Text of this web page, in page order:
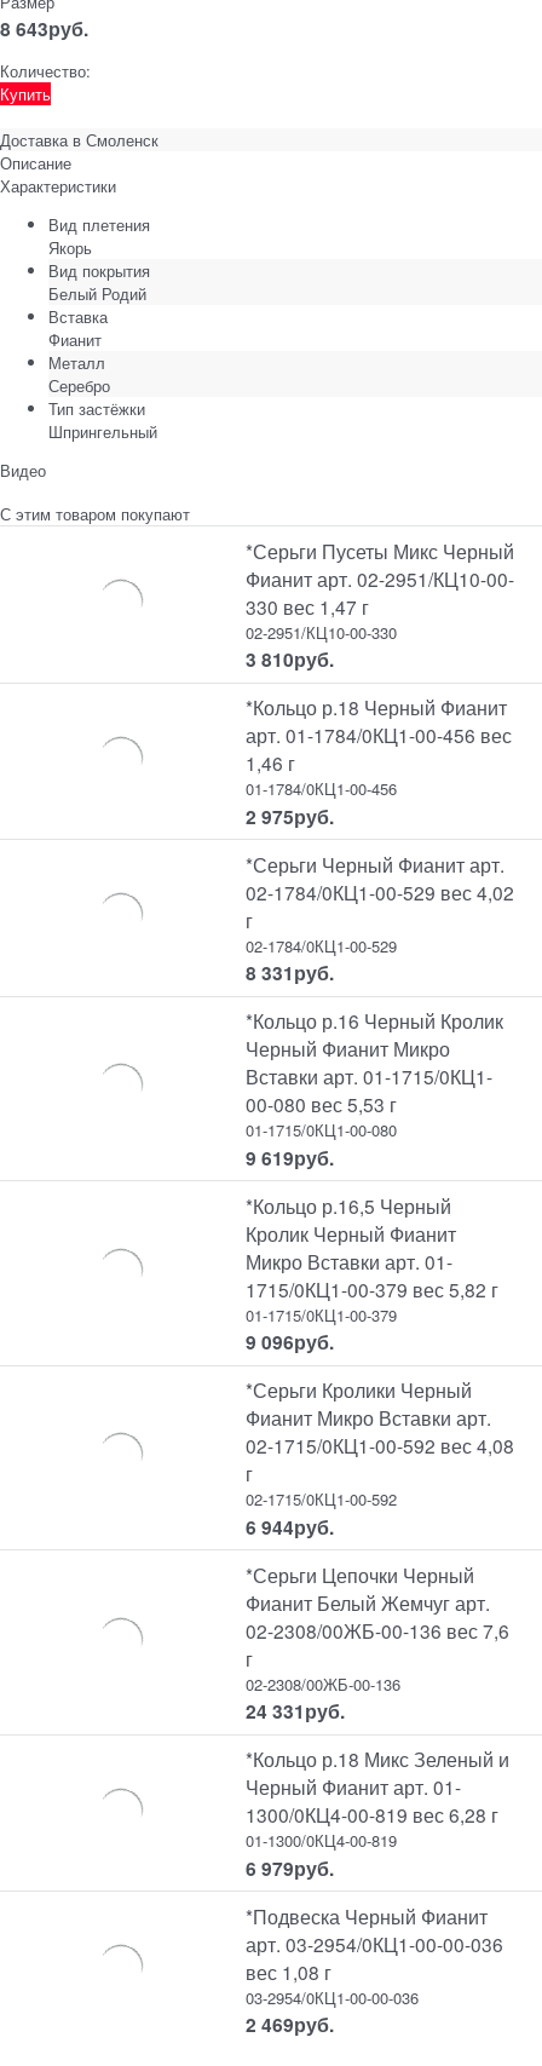
8 643руб.
Количество:
Купить
Доставка в Смоленск
Описание
Характеристики
Вид плетения
Якорь
Вид покрытия
Белый Родий
Вставка
Фианит
Металл
Серебро
Тип застёжки
Шпрингельный
Видео
С этим товаром покупают
*Серьги Пусеты Микс Черный
Фианит арт. 02-2951/КЦ10-00-
330 вес 1,47 г
02-2951/КЦ10-00-330
3 810руб.
*Кольцо р.18 Черный Фианит
арт. 01-1784/0КЦ1-00-456 вес
1,46 г
01-1784/0КЦ1-00-456
2 975руб.
*Серьги Черный Фианит арт.
02-1784/0КЦ1-00-529 вес 4,02
г
02-1784/0КЦ1-00-529
8 331руб.
*Кольцо р.16 Черный Кролик
Черный Фианит Микро
Вставки арт. 01-1715/0КЦ1-
00-080 вес 5,53 г
01-1715/0КЦ1-00-080
9 619руб.
*Кольцо р.16,5 Черный
Кролик Черный Фианит
Микро Вставки арт. 01-
1715/0КЦ1-00-379 вес 5,82 г
01-1715/0КЦ1-00-379
9 096руб.
*Серьги Кролики Черный
Фианит Микро Вставки арт.
02-1715/0КЦ1-00-592 вес 4,08
г
02-1715/0КЦ1-00-592
6 944руб.
*Серьги Цепочки Черный
Фианит Белый Жемчуг арт.
02-2308/00ЖБ-00-136 вес 7,6
г
02-2308/00ЖБ-00-136
24 331руб.
*Кольцо р.18 Микс Зеленый и
Черный Фианит арт. 01-
1300/0КЦ4-00-819 вес 6,28 г
01-1300/0КЦ4-00-819
6 979руб.
*Подвеска Черный Фианит
арт. 03-2954/0КЦ1-00-00-036
вес 1,08 г
03-2954/0КЦ1-00-00-036
2 469руб.